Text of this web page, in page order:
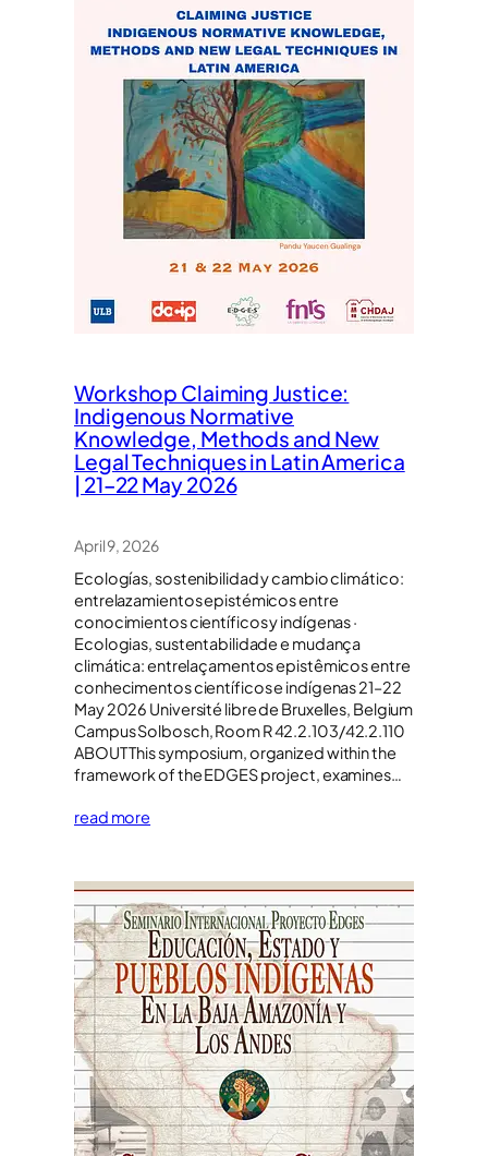
Workshop Claiming Justice:
Indigenous Normative
Knowledge, Methods and New
Legal Techniques in Latin America
| 21–22 May 2026
April 9, 2026
Ecologías, sostenibilidad y cambio climático:
entrelazamientos epistémicos entre
conocimientos científicos y indígenas ·
Ecologias, sustentabilidade e mudança
climática: entrelaçamentos epistêmicos entre
conhecimentos científicos e indígenas 21–22
May 2026 Université libre de Bruxelles, Belgium
Campus Solbosch, Room R 42.2.103/42.2.110
ABOUT This symposium, organized within the
framework of the EDGES project, examines…
read more